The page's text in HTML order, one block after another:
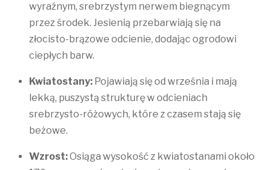
wyraźnym, srebrzystym nerwem biegnącym
przez środek. Jesienią przebarwiają się na
złocisto-brązowe odcienie, dodając ogrodowi
ciepłych barw.
Kwiatostany: Pojawiają się od września i mają
lekką, puszystą strukturę w odcieniach
srebrzysto-różowych, które z czasem stają się
beżowe.
Wzrost:Osiąga wysokość z kwiatostanami około